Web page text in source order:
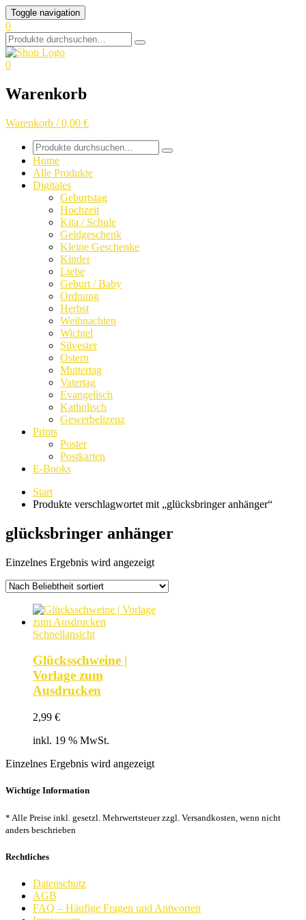
Skip
to
content
Toggle navigation
0
Search
for:
0
Warenkorb
Warenkorb / 0,00 €
Search
for:
Home
Alle Produkte
Digitales
Geburtstag
Hochzeit
Kita / Schule
Geldgeschenk
Kleine Geschenke
Kinder
Liebe
Geburt / Baby
Ordnung
Herbst
Weihnachten
Wichtel
Silvester
Ostern
Muttertag
Vatertag
Evangelisch
Katholisch
Gewerbelizenz
Prints
Poster
Postkarten
E-Books
Start
Produkte verschlagwortet mit „glücksbringer anhänger“
glücksbringer anhänger
Einzelnes Ergebnis wird angezeigt
Schnellansicht
Glücksschweine |
Vorlage zum
Ausdrucken
2,99 €
inkl. 19 % MwSt.
Einzelnes Ergebnis wird angezeigt
Wichtige Information
* Alle Preise inkl. gesetzl. Mehrwertsteuer zzgl. Versandkosten, wenn nicht
anders beschrieben
Rechtliches
Datenschutz
AGB
FAQ – Häufige Fragen und Antworten